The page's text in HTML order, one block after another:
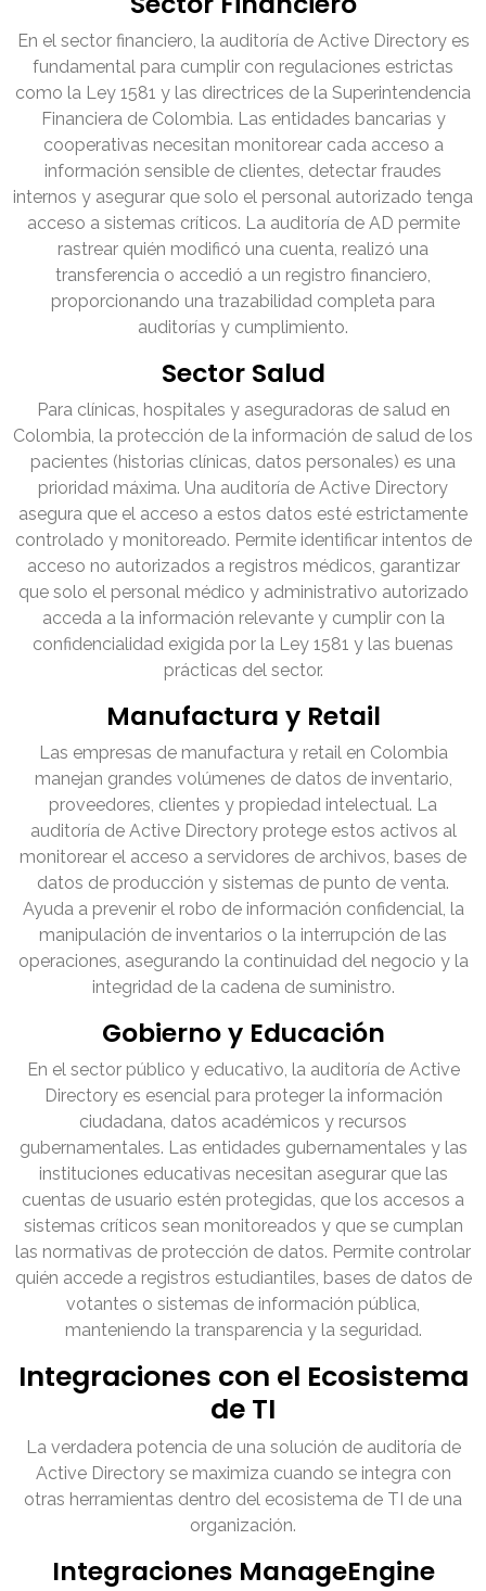
En el sector financiero, la auditoría de Active Directory es
fundamental para cumplir con regulaciones estrictas
como la Ley 1581 y las directrices de la Superintendencia
Financiera de Colombia. Las entidades bancarias y
cooperativas necesitan monitorear cada acceso a
información sensible de clientes, detectar fraudes
internos y asegurar que solo el personal autorizado tenga
acceso a sistemas críticos. La auditoría de AD permite
rastrear quién modificó una cuenta, realizó una
transferencia o accedió a un registro financiero,
proporcionando una trazabilidad completa para
auditorías y cumplimiento.
Sector Salud
Para clínicas, hospitales y aseguradoras de salud en
Colombia, la protección de la información de salud de los
pacientes (historias clínicas, datos personales) es una
prioridad máxima. Una auditoría de Active Directory
asegura que el acceso a estos datos esté estrictamente
controlado y monitoreado. Permite identificar intentos de
acceso no autorizados a registros médicos, garantizar
que solo el personal médico y administrativo autorizado
acceda a la información relevante y cumplir con la
confidencialidad exigida por la Ley 1581 y las buenas
prácticas del sector.
Manufactura y Retail
Las empresas de manufactura y retail en Colombia
manejan grandes volúmenes de datos de inventario,
proveedores, clientes y propiedad intelectual. La
auditoría de Active Directory protege estos activos al
monitorear el acceso a servidores de archivos, bases de
datos de producción y sistemas de punto de venta.
Ayuda a prevenir el robo de información confidencial, la
manipulación de inventarios o la interrupción de las
operaciones, asegurando la continuidad del negocio y la
integridad de la cadena de suministro.
Gobierno y Educación
En el sector público y educativo, la auditoría de Active
Directory es esencial para proteger la información
ciudadana, datos académicos y recursos
gubernamentales. Las entidades gubernamentales y las
instituciones educativas necesitan asegurar que las
cuentas de usuario estén protegidas, que los accesos a
sistemas críticos sean monitoreados y que se cumplan
las normativas de protección de datos. Permite controlar
quién accede a registros estudiantiles, bases de datos de
votantes o sistemas de información pública,
manteniendo la transparencia y la seguridad.
Integraciones con el Ecosistema
de TI
La verdadera potencia de una solución de auditoría de
Active Directory se maximiza cuando se integra con
otras herramientas dentro del ecosistema de TI de una
organización.
Integraciones ManageEngine